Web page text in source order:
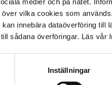
vilka cookies som
innebära dataöverföring till
sådana överföringar. Läs vår
Inställningar
adapter 3/8"-1/2"
3/8" invändig - 1 /2"
utvändig.